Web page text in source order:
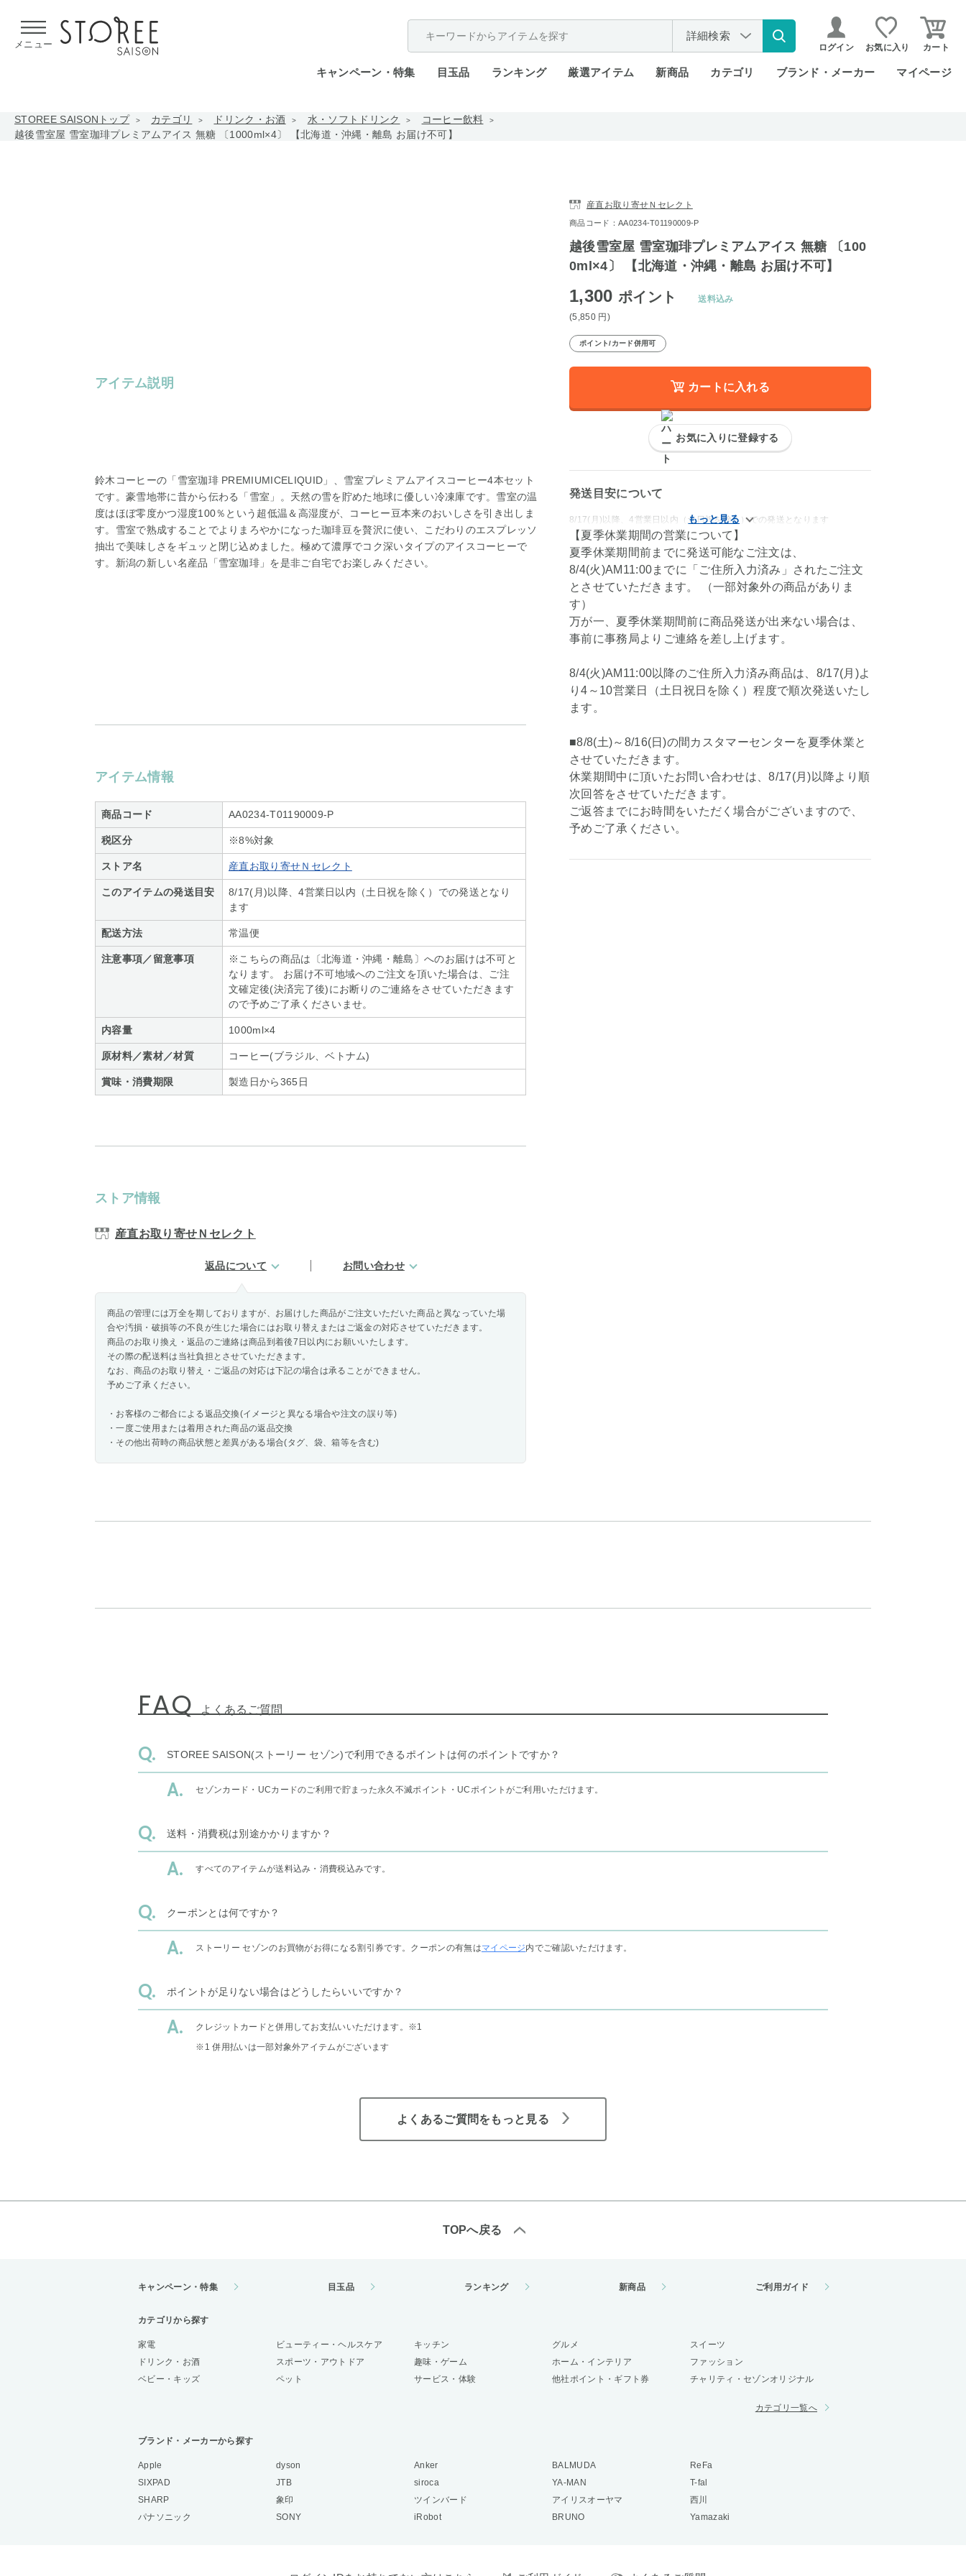
メニュー
詳細検索
ログイン お気に入り カート
キャンペーン・特集 目玉品 ランキング 厳選アイテム 新商品 カテゴリ ブランド・メーカー マイページ
STOREE SAISONトップ カテゴリ ドリンク・お酒 水・ソフトドリンク
コーヒー飲料
越後雪室屋 雪室珈琲プレミアムアイス 無糖 〔1000ml×4〕 【北海道・沖縄・離島 お届け不可】
アイテム説明
鈴木コーヒーの「雪室珈琲 PREMIUMICELIQUID」、雪室プレミアムアイスコーヒー4本セット
です。豪雪地帯に昔から伝わる「雪室」。天然の雪を貯めた地球に優しい冷凍庫です。雪室の温
度はほぼ零度かつ湿度100％という超低温＆高湿度が、コーヒー豆本来のおいしさを引き出しま
す。雪室で熟成することでよりまろやかになった珈琲豆を贅沢に使い、こだわりのエスプレッソ
抽出で美味しさをギュッと閉じ込めました。極めて濃厚でコク深いタイプのアイスコーヒーで
す。新潟の新しい名産品「雪室珈琲」を是非ご自宅でお楽しみください。
アイテム情報
商品コード AA0234-T01190009-P
税区分 ※8%対象
ストア名 産直お取り寄せＮセレクト
このアイテムの発送目安
8/17(月)以降、4営業日以内（土日祝を除く）での発送となり
ます
配送方法 常温便
注意事項／留意事項
※こちらの商品は〔北海道・沖縄・離島〕へのお届けは不可と
なります。 お届け不可地域へのご注文を頂いた場合は、ご注
文確定後(決済完了後)にお断りのご連絡をさせていただきます
ので予めご了承くださいませ。
内容量 1000ml×4
原材料／素材／材質 コーヒー(ブラジル、ベトナム)
賞味・消費期限 製造日から365日
ストア情報
産直お取り寄せＮセレクト
返品について お問い合わせ
商品の管理には万全を期しておりますが、お届けした商品がご注文いただいた商品と異なっていた場
合や汚損・破損等の不良が生じた場合にはお取り替えまたはご返金の対応させていただきます。
商品のお取り換え・返品のご連絡は商品到着後7日以内にお願いいたします。
その際の配送料は当社負担とさせていただきます。
なお、商品のお取り替え・ご返品の対応は下記の場合は承ることができません。
予めご了承ください。
・お客様のご都合による返品交換(イメージと異なる場合や注文の誤り等)
・一度ご使用または着用された商品の返品交換
・その他出荷時の商品状態と差異がある場合(タグ、袋、箱等を含む)
産直お取り寄せＮセレクト
商品コード：AA0234-T01190009-P
越後雪室屋 雪室珈琲プレミアムアイス 無糖 〔100
0ml×4〕 【北海道・沖縄・離島 お届け不可】
1,300 ポイント
(5,850 円 )
送料込み
ポイント/カード併用可
カートに入れる
お気に入りに登録する
発送目安について
8/17(月)以降、4営業日以内（土日祝を除く）での発送となります
【夏季休業期間の営業について】
夏季休業期間前までに発送可能なご注文は、
8/4(火)AM11:00までに「ご住所入力済み」されたご注文
とさせていただきます。 （一部対象外の商品がありま
す）
万が一、夏季休業期間前に商品発送が出来ない場合は、
事前に事務局よりご連絡を差し上げます。
8/4(火)AM11:00以降のご住所入力済み商品は、8/17(月)よ
り4～10営業日（土日祝日を除く）程度で順次発送いたし
ます。
■8/8(土)～8/16(日)の間カスタマーセンターを夏季休業と
させていただきます。
休業期間中に頂いたお問い合わせは、8/17(月)以降より順
次回答をさせていただきます。
ご返答までにお時間をいただく場合がございますので、
予めご了承ください。
FAQ よくあるご質問
STOREE SAISON(ストーリー セゾン)で利用できるポイントは何のポイントですか？
セゾンカード・UCカードのご利用で貯まった永久不滅ポイント・UCポイントがご利用いただけます。
送料・消費税は別途かかりますか？
すべてのアイテムが送料込み・消費税込みです。
クーポンとは何ですか？
ストーリー セゾンのお買物がお得になる割引券です。クーポンの有無はマイページ内でご確認いただけます。
ポイントが足りない場合はどうしたらいいですか？
クレジットカードと併用してお支払いいただけます。 ※1
※1 併用払いは一部対象外アイテムがございます
よくあるご質問をもっと見る
TOPへ戻る
キャンペーン・特集 目玉品 ランキング 新商品 ご利用ガイド
カテゴリから探す
家電 ビューティー・ヘルスケア キッチン グルメ
スイーツ
ドリンク・お酒
スポーツ・アウトドア 趣味・ゲーム ホーム・インテリア
ファッション
ベビー・キッズ
ペット サービス・体験 他社ポイント・ギフト券 チャリティ・セゾンオリジナル
カテゴリ一覧へ
ブランド・メーカーから探す
Apple dyson Anker BALMUDA
ReFa
SIXPAD
JTB siroca YA-MAN
T-fal
SHARP
象印 ツインバード アイリスオーヤマ
西川
パナソニック
SONY iRobot BRUNO Yamazaki